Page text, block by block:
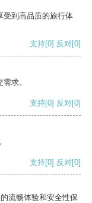
受到高品质的旅行体
支持[0] 反对[0]
求。
支持[0] 反对[0]
支持[0] 反对[0]
流畅体验和安全性保